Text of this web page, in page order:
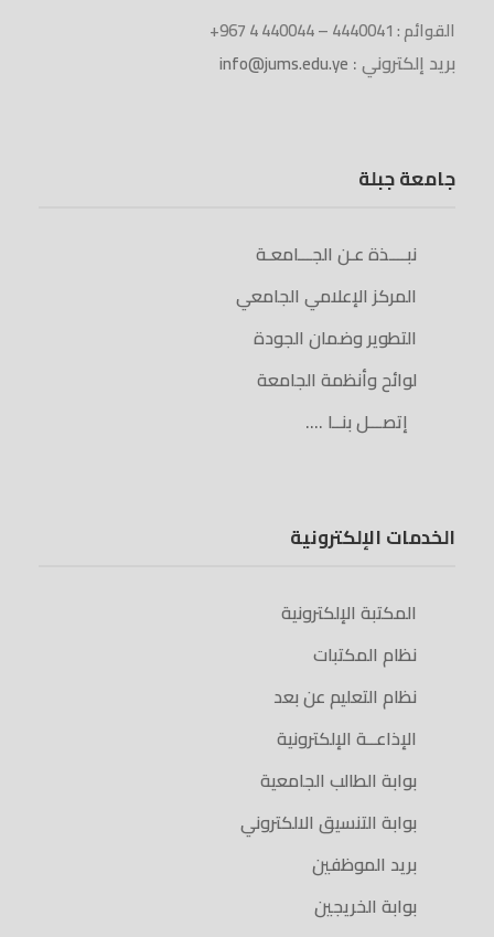
القوائم : 4440041 – 440044 4 967+
بريد إلكتروني : info@jums.edu.ye
جامعة جبلة
نبــــذة عـن الجـــامعـة
المركز الإعلامي الجامعي
التطوير وضمان الجودة
لوائح وأنظمة الجامعة
إتصـــل بنــا ….
الخدمات الإلكترونية
المكتبة الإلكترونية
نظام المكتبات
نظام التعليم عن بعد
الإذاعــة الإلكترونية
بوابة الطالب الجامعية
بوابة التنسيق الالكتروني
بريد الموظفين
بوابة الخريجين